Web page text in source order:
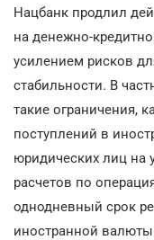
Нацбанк продлил
на денежно-
усилением рисков
стабильности. В
такие ограничения,
поступлений в
юридических лиц на
расчетов по
однодневный срок
иностранной